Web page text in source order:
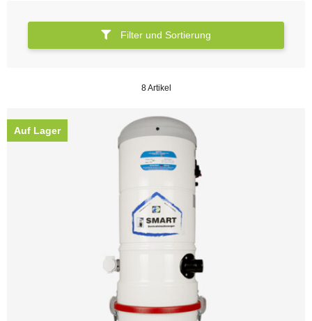
Filter und Sortierung
8 Artikel
Auf Lager